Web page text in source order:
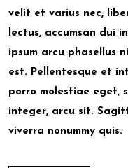
velit et varius nec,
lectus, accumsan dui
ipsum arcu phasellus
est. Pellentesque et
porro molestiae eget,
integer, arcu sit.
viverra nonummy quis.